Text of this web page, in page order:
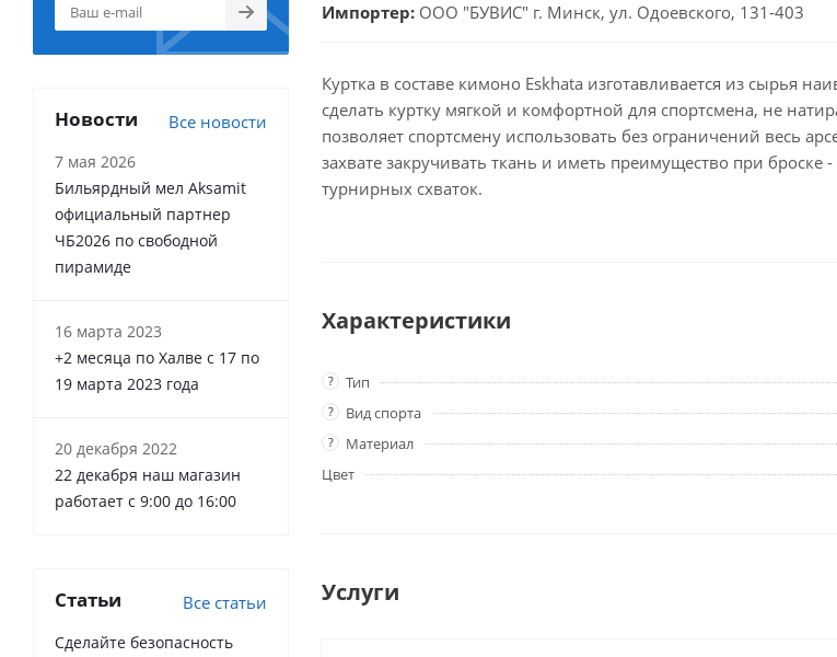
Импортер: ООО "БУВИС" г. Минск, ул. Одоевского, 131-403
Куртка в составе кимоно Eskhata изготавливается из сырья
сделать куртку мягкой и комфортной для спортсмена, не
позволяет спортсмену использовать без ограничений весь
захвате закручивать ткань и иметь преимущество при
турнирных схваток.
Характеристики
? Тип
? Вид спорта
? Материал
Цвет
Услуги
Новости Все новости
7 мая 2026
Бильярдный мел Aksamit
официальный партнер
ЧБ2026 по свободной
пирамиде
16 марта 2023
+2 месяца по Халве с 17 по
19 марта 2023 года
20 декабря 2022
22 декабря наш магазин
работает с 9:00 до 16:00
Статьи Все статьи
Сделайте безопасность